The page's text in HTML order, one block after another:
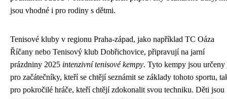
jsou vhodné i pro rodiny s dětmi.
Tenisové kluby v regionu Praha-západ, jako například TC Oáza
Říčany nebo Tenisový klub Dobřichovice, připravují na jarní
prázdniny 2025 intenzivní tenisové kempy. Tyto kempy jsou určeny
pro začátečníky, kteří se chtějí seznámit se základy tohoto sportu,
pro pokročilé hráče, kteří chtějí zdokonalit svou techniku. Děti jsou